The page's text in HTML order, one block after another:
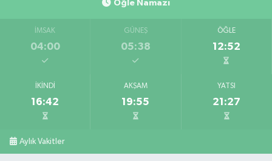
Öğle Namazı
İMSAK
04:00
GÜNEŞ
05:38
ÖĞLE
12:52
İKINDI
16:42
AKŞAM
19:55
YATSI
21:27
Aylık Vakitler